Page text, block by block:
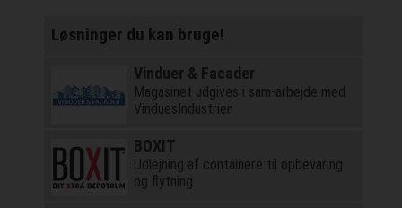
Løsninger du kan bruge!
Vinduer & Facader
Magasinet udgives i sam-arbejde med
VinduesIndustrien
BOXIT
Udlejning af containere til opbevaring
og flytning